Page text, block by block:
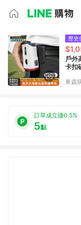
歷史
戶外
卡扣
東森
訂單成立賺0.5%
5點